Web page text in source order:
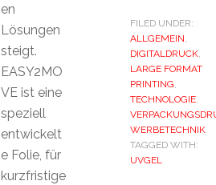
FILED UNDER:
ALLGEMEIN,
DIGITALDRUCK,
LARGE FORMAT
PRINTING,
TECHNOLOGIE,
WERBETECHNIK
TAGGED WITH:
UVGEL
en
Lösungen
steigt.
EASY2MO
VE ist eine
speziell
entwickelt
e Folie, für
kurzfristige